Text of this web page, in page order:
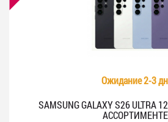
Ожидание 2-3
SAMSUNG GALAXY S26 ULTRA